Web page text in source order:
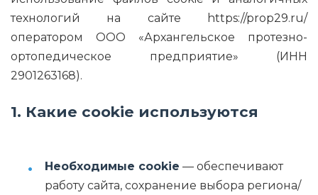
технологий на сайте https://prop29.ru/
оператором ООО «Архангельское протезно-
ортопедическое предприятие» (ИНН
2901263168).
1. Какие cookie используются
Необходимые cookie — обеспечивают
работу сайта, сохранение выбора региона/